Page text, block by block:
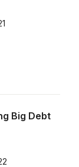
Big Debt